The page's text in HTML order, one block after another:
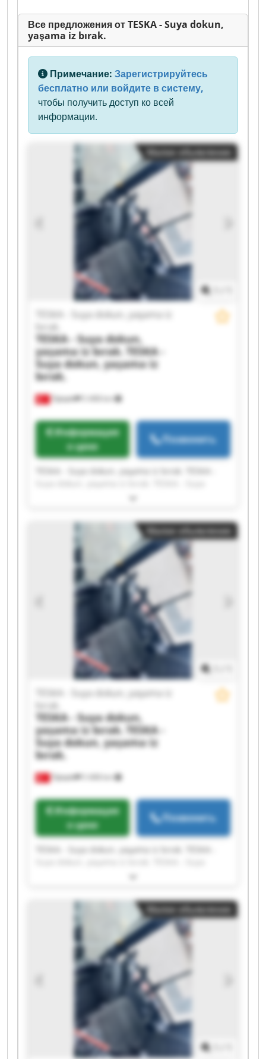
Все предложения от TESKA - Suya dokun,
yaşama iz bırak.
Примечание: Зарегистрируйтесь
бесплатно или войдите в систему,
чтобы получить доступ ко всей
информации.
Малое объявление
Турция 5 408 km
TESKA - Suya dokun, yaşama iz
bırak.
TESKA - Suya dokun,
yaşama iz bırak. TESKA -
Suya dokun, yaşama iz
bırak.
Информация
о цене
Позвонить
TESKA - Suya dokun, yaşama iz bırak. TESKA -
dokun, yaşama iz bırak. TESKA - Suya dokun,
bırak. TESKA - Suya dokun, yaşama iz bırak.
TESKA - Suya dokun, yaşama iz bırak. TESKA -
Suya dokun, yaşama iz bırak. TESKA - Suya
dokun, yaşama iz bırak. TESKA - Suya dokun,
yaşama iz bırak. TESKA - Suya dokun, yaşama iz
bırak. TESKA - Suya dokun, yaşama iz bırak.
TESKA - Suya dokun, yaşama iz bırak. TESKA -
Suya dokun, yaşama iz bırak. TESKA - Suya
dokun, yaşama iz bırak. TESKA - Suya dokun,
yaşama iz bırak. TESKA - Suya dokun, yaşama iz
bırak. TESKA - Suya dokun, yaşama iz bırak.
TESKA - Suya dokun, yaşama iz bırak. TESKA -
Suya dokun, yaşama iz bırak.
Малое объявление
Турция 5 408 km
TESKA - Suya dokun, yaşama iz
bırak.
TESKA - Suya dokun,
yaşama iz bırak. TESKA -
Suya dokun, yaşama iz
bırak.
Информация
о цене
Позвонить
TESKA - Suya dokun, yaşama iz bırak. TESKA -
dokun, yaşama iz bırak. TESKA - Suya dokun,
bırak. TESKA - Suya dokun, yaşama iz bırak.
TESKA - Suya dokun, yaşama iz bırak. TESKA -
Suya dokun, yaşama iz bırak. TESKA - Suya
dokun, yaşama iz bırak. TESKA - Suya dokun,
yaşama iz bırak. TESKA - Suya dokun, yaşama iz
bırak. TESKA - Suya dokun, yaşama iz bırak.
TESKA - Suya dokun, yaşama iz bırak. TESKA -
Suya dokun, yaşama iz bırak. TESKA - Suya
dokun, yaşama iz bırak. TESKA - Suya dokun,
yaşama iz bırak. TESKA - Suya dokun, yaşama iz
bırak. TESKA - Suya dokun, yaşama iz bırak.
TESKA - Suya dokun, yaşama iz bırak. TESKA -
Suya dokun, yaşama iz bırak.
Малое объявление